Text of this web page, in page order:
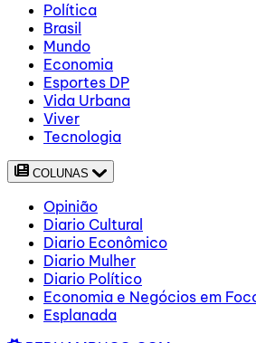
Política
Brasil
Mundo
Economia
Esportes DP
Vida Urbana
Viver
Tecnologia
COLUNAS
Opinião
Diario Cultural
Diario Econômico
Diario Mulher
Diario Político
Economia e Negócios em
Esplanada